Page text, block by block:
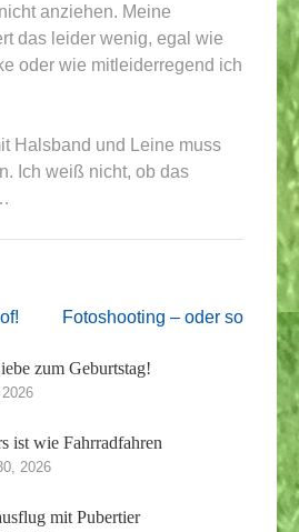
anziehen. Meine
das leider wenig, egal wie
oder wie mitleiderregend ich
Halsband und Leine muss
Ich weiß nicht, ob das
Fotoshooting – oder so
zum Geburtstag!
ist wie Fahrradfahren
2026
mit Pubertier